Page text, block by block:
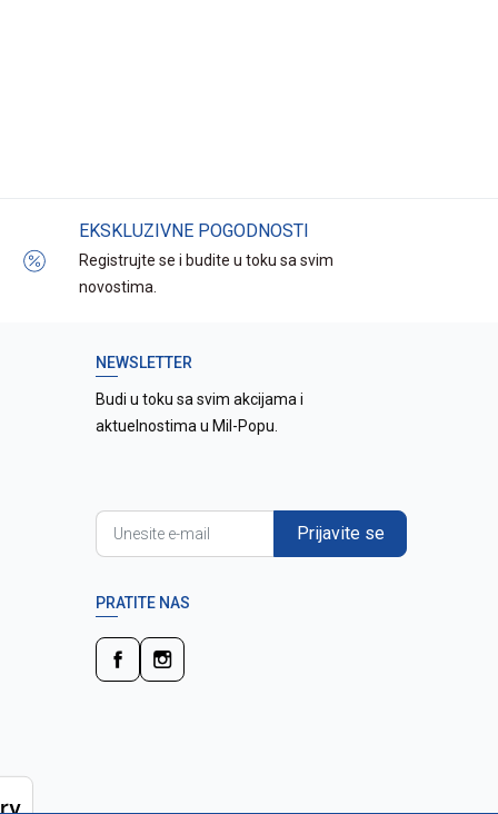
EKSKLUZIVNE POGODNOSTI
Registrujte se i budite u toku sa svim
novostima.
NEWSLETTER
Budi u toku sa svim akcijama i
aktuelnostima u Mil-Popu.
Prijavite se
PRATITE NAS